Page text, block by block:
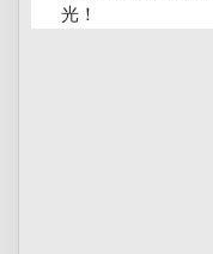
光！